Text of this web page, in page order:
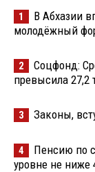
1
В Абхазии
молодёжный
2
Соцфонд:
превысила 27,2
3 Законы,
4
Пенсию по
уровне не ниже